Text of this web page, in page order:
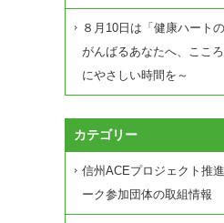
８月10日は「健康ハート
がんばるあなたへ、ここ
にやさしい時間を～
カテゴリー
信州ACEプロジェクト推
ーク参加団体の取組情報